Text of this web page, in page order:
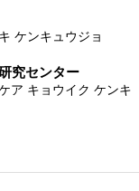
ケンキュウジョ
究センター
ア キョウイク ケンキ